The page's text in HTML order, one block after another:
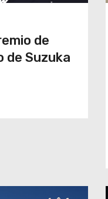
de
de Suzuka